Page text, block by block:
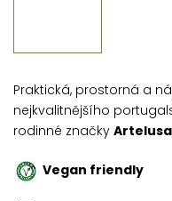
Praktická, prostorná a
nejkvalitnějšího
rodinné značky Artelusa
Vegan friendly